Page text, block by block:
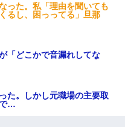
った。私「理由を聞いても
るし、困っってる」旦那
「どこかで音漏れしてな
た。しかし元職場の主要取
で…